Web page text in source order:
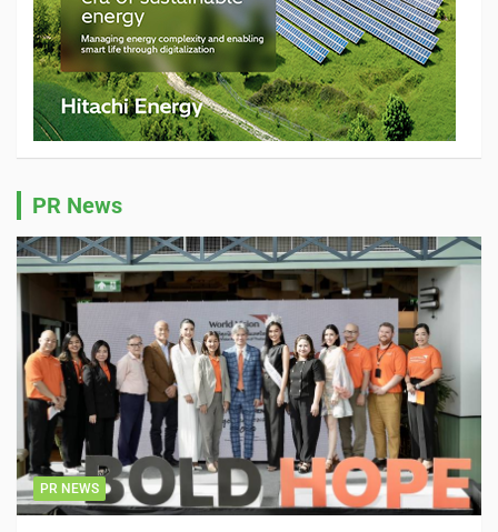
PR News
PR NEWS